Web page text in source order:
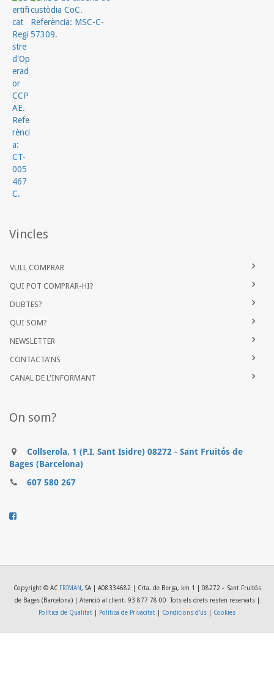
Vincles
VULL COMPRAR
QUI POT COMPRAR-HI?
DUBTES?
QUI SOM?
NEWSLETTER
CONTACTA'NS
CANAL DE L'INFORMANT
On som?
Collserola, 1 (P.I. Sant Isidre) 08272 - Sant Fruitós de
Bages (Barcelona)
607 580 267
Copyright © AC FRIMAN, SA | A08334682 | Crta. de Berga, km 1 | 08272 - Sant Fruitós
de Bages (Barcelona) | Atenció al client: 93 877 78 00
Tots els drets resten reservats |
Política de Qualitat
Política de Privacitat Condicions d'ús Cookies